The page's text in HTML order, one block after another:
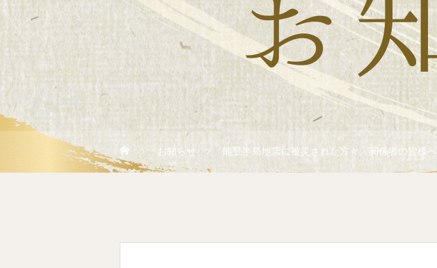
お知らせ 能登半島地震に被災された方々、関係者の皆様へ